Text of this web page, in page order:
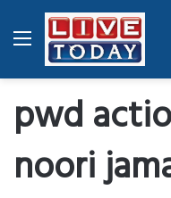
Menu
pwd
noori